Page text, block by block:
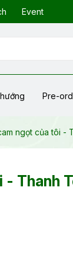
Event
Pre-
ngọt của tôi -
- Thanh